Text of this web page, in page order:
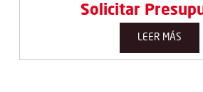
Solicitar
LEER MÁS